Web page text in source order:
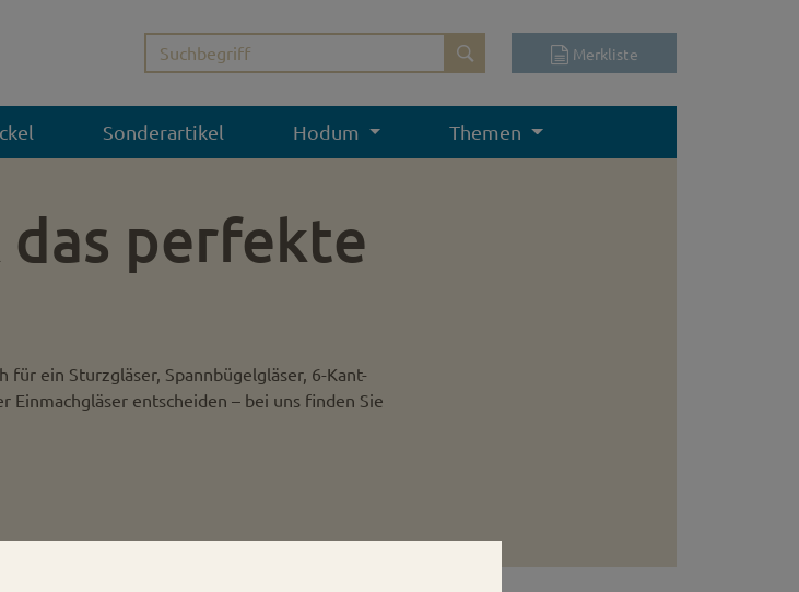
Merkliste
Sonderartikel Hodum Themen
das perfekte
ein Sturzgläser, Spannbügelgläser, 6-Kant-
Einmachgläser entscheiden – bei uns finden Sie